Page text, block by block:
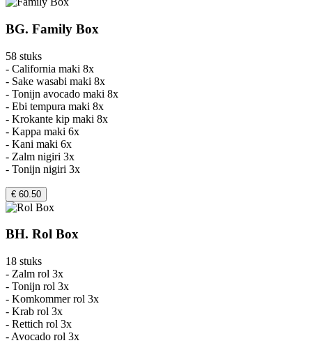
BG. Family Box
58 stuks
- California maki 8x
- Sake wasabi maki 8x
- Tonijn avocado maki 8x
- Ebi tempura maki 8x
- Krokante kip maki 8x
- Kappa maki 6x
- Kani maki 6x
- Zalm nigiri 3x
- Tonijn nigiri 3x
€ 60.50
BH. Rol Box
18 stuks
- Zalm rol 3x
- Tonijn rol 3x
- Komkommer rol 3x
- Krab rol 3x
- Rettich rol 3x
- Avocado rol 3x